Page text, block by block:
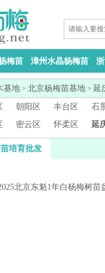
梅苗 漳州水晶杨梅苗
基地 > 北京杨梅苗基地 > 延
朝阳区 丰台区 石
密云区 怀柔区 延
培育批发
北京东魁1年白杨梅树苗